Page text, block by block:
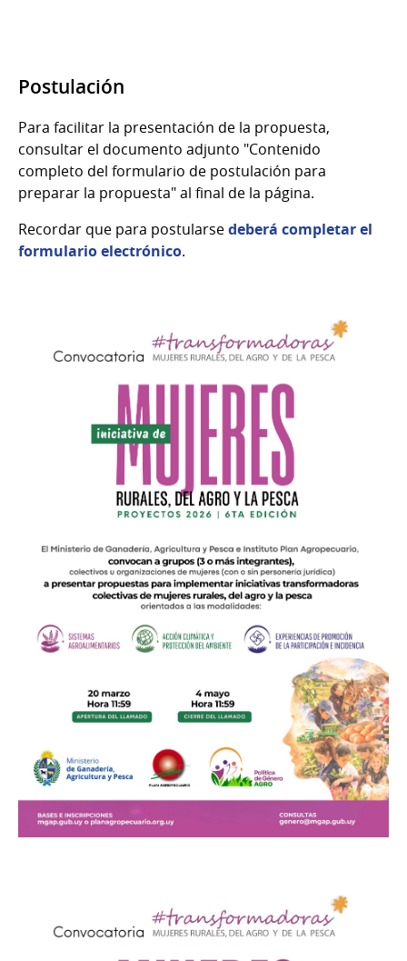
Postulación
Para facilitar la presentación de la propuesta,
consultar el documento adjunto "Contenido
completo del formulario de postulación para
preparar la propuesta" al final de la página.
Recordar que para postularsedeberá completar el
formulario electrónico.